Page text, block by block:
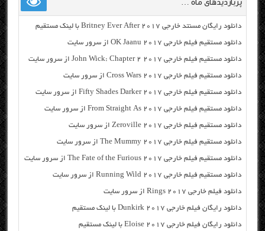
دانلود رایگان مسنتد خارجی Britney Ever After 2017 با لینک مستقیم
دانلود مستقیم فیلم خارجی OK Jaanu 2017 از سرور سایت
دانلود مستقیم فیلم خارجی John Wick: Chapter 2 2017 از سرور سایت
دانلود مستقیم فیلم خارجی Cross Wars 2017 از سرور سایت
دانلود مستقیم فیلم خارجی Fifty Shades Darker 2017 از سرور سایت
دانلود مستقیم فیلم خارجی From Straight As 2017 از سرور سایت
دانلود مستقیم فیلم خارجی Zeroville 2017 از سرور سایت
دانلود مستقیم فیلم خارجی The Mummy 2017 از سرور سایت
دانلود مستقیم فیلم خارجی The Fate of the Furious 2017 از سرور سایت
دانلود مستقیم فیلم خارجی Running Wild 2017 از سرور سایت
دانلود فیلم خارجی Rings 2017 از سرور سایت
دانلود رایگان فیلم خارجی Dunkirk 2017 با لینک مستقیم
دانلود رایگان فیلم خارجی Eloise 2017 با لینک مستقیم